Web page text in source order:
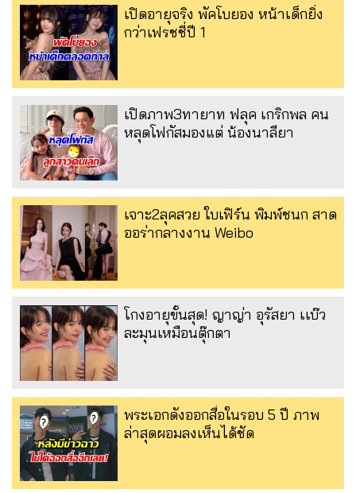
เปิดอายุจริง พัคโบยอง หน้าเด็กยิ่ง
กว่าเฟรชชี่ปี 1
เปิดภาพ3ทายาท ฟลุค เกริกพล คน
หลุดโฟกัสมองแต่ น้องนาลียา
เจาะ2ลุคสวย ใบเฟิร์น พิมพ์ชนก สาด
ออร่ากลางงาน Weibo
โกงอายุขั้นสุด! ญาญ่า อุรัสยา เเบ๊ว
ละมุนเหมือนตุ๊กตา
พระเอกดังออกสื่อในรอบ 5 ปี ภาพ
ล่าสุดผอมลงเห็นได้ชัด